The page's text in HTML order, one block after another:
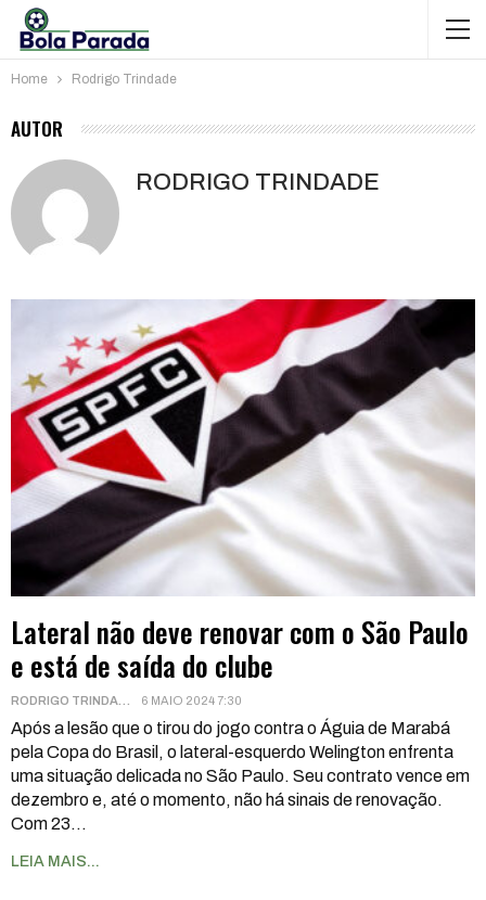
Home Rodrigo Trindade
AUTOR
RODRIGO TRINDADE
Lateral não deve renovar com o São Paulo
e está de saída do clube
6 MAIO 2024 7:30
Após a lesão que o tirou do jogo contra o Águia de Marabá
pela Copa do Brasil, o lateral-esquerdo Welington enfrenta
uma situação delicada no São Paulo. Seu contrato vence em
dezembro e, até o momento, não há sinais de renovação.
Com 23…
LEIA MAIS...